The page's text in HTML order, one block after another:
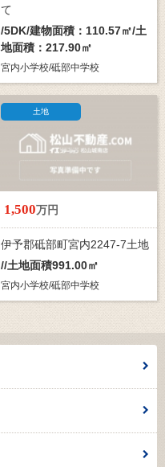
て
/5DK/建物面積：110.57㎡/土
地面積：217.90㎡
宮内小学校/砥部中学校
土地
1,500万円
伊予郡砥部町宮内2247-7土地
//土地面積991.00㎡
宮内小学校/砥部中学校